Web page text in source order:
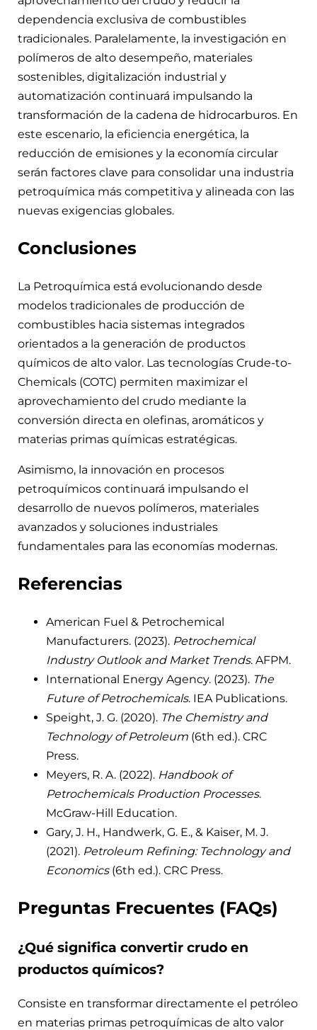
dependencia exclusiva de combustibles
tradicionales. Paralelamente, la investigación en
polímeros de alto desempeño, materiales
sostenibles, digitalización industrial y
automatización continuará impulsando la
transformación de la cadena de hidrocarburos. En
este escenario, la eficiencia energética, la
reducción de emisiones y la economía circular
serán factores clave para consolidar una industria
petroquímica más competitiva y alineada con las
nuevas exigencias globales.
Conclusiones
La Petroquímica está evolucionando desde
modelos tradicionales de producción de
combustibles hacia sistemas integrados
orientados a la generación de productos
químicos de alto valor. Las tecnologías Crude-to-
Chemicals (COTC) permiten maximizar el
aprovechamiento del crudo mediante la
conversión directa en olefinas, aromáticos y
materias primas químicas estratégicas.
Asimismo, la innovación en procesos
petroquímicos continuará impulsando el
desarrollo de nuevos polímeros, materiales
avanzados y soluciones industriales
fundamentales para las economías modernas.
Referencias
American Fuel & Petrochemical
Manufacturers. (2023). Petrochemical
Industry Outlook and Market Trends. AFPM.
International Energy Agency. (2023). The
Future of Petrochemicals. IEA Publications.
Speight, J. G. (2020). The Chemistry and
Technology of Petroleum (6th ed.). CRC
Press.
Meyers, R. A. (2022). Handbook of
Petrochemicals Production Processes.
McGraw-Hill Education.
Gary, J. H., Handwerk, G. E., & Kaiser, M. J.
(2021). Petroleum Refining: Technology and
Economics(6th ed.). CRC Press.
Preguntas Frecuentes (FAQs)
¿Qué significa convertir crudo en
productos químicos?
Consiste en transformar directamente el petróleo
en materias primas petroquímicas de alto valor